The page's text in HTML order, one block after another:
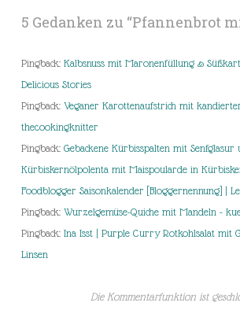
5 Gedanken zu “Pfannenbrot
Pingback: Kalbsnuss mit Maronenfüllung &
Delicious Stories
Pingback: Veganer Karottenaufstrich mit
thecookingknitter
Pingback: Gebackene Kürbisspalten mit Senfglasur
Kürbiskernölpolenta mit Maispoularde in
Foodblogger Saisonkalender [Bloggernennung] |
Pingback: Wurzelgemüse-Quiche mit Mandeln -
Pingback: Ina Isst | Purple Curry Rotkohlsalat mit
Linsen
Die Kommentarfunktion ist